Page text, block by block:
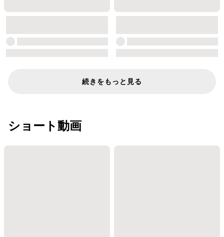
続きをもっと見る
ショート動画